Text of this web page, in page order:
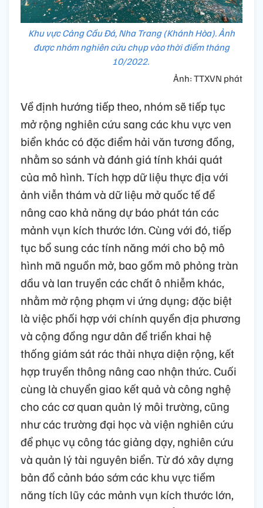
Khu vực Cảng Cầu Đá, Nha Trang (Khánh Hòa). Ảnh
được nhóm nghiên cứu chụp vào thời điểm tháng
10/2022.
Ảnh: TTXVN phát
Về định hướng tiếp theo, nhóm sẽ tiếp tục
mở rộng nghiên cứu sang các khu vực ven
biển khác có đặc điểm hải văn tương đồng,
nhằm so sánh và đánh giá tính khái quát
của mô hình. Tích hợp dữ liệu thực địa với
ảnh viễn thám và dữ liệu mở quốc tế để
nâng cao khả năng dự báo phát tán các
mảnh vụn kích thước lớn. Cùng với đó, tiếp
tục bổ sung các tính năng mới cho bộ mô
hình mã nguồn mở, bao gồm mô phỏng tràn
dầu và lan truyền các chất ô nhiễm khác,
nhằm mở rộng phạm vi ứng dụng; đặc biệt
là việc phối hợp với chính quyền địa phương
và cộng đồng ngư dân để triển khai hệ
thống giám sát rác thải nhựa diện rộng, kết
hợp truyền thông nâng cao nhận thức. Cuối
cùng là chuyển giao kết quả và công nghệ
cho các cơ quan quản lý môi trường, cũng
như các trường đại học và viện nghiên cứu
để phục vụ công tác giảng dạy, nghiên cứu
và quản lý tài nguyên biển. Từ đó xây dựng
bản đồ cảnh báo sớm các khu vực tiềm
năng tích lũy các mảnh vụn kích thước lớn,